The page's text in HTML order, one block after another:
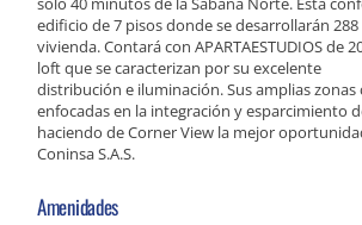
edificio de 7 pisos donde se desarrollarán
vivienda. Contará con APARTAESTUDIOS de
loft que se caracterizan por su excelente
distribución e iluminación. Sus amplias zonas
enfocadas en la integración y esparcimiento
haciendo de Corner View la mejor
Coninsa S.A.S.
Amenidades